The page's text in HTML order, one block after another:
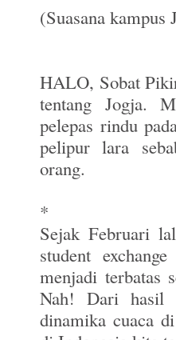
(Suasana
HALO, Sobat
tentang Jogja.
pelepas rindu
pelipur lara
orang.
*
Sejak Februari
student
menjadi terbatas
Nah! Dari hasil
dinamika cuaca